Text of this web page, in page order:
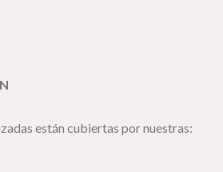
están cubiertas por nuestras: